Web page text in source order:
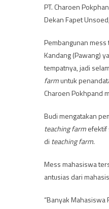
PT. Charoen
Dekan Fapet
Pembangunan
Kandang (Pawang)
tempatnya, jadi
farmuntuk
Charoen Pokhpand
Budi mengatakan
teaching farmefektif
di teaching farm.
Mess mahasiswa
antusias dari
“Banyak Mahasiswa